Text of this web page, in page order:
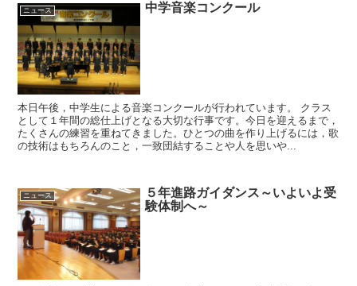
ニュース 中学音楽コンクール
本日午後，中学生による音楽コンクールが行われています。 クラス
として１年間の総仕上げとなる大切な行事です。今日を迎えるまで，
たくさんの練習を重ねてきました。ひとつの曲を作り上げるには，歌
の技術はもちろんのこと，一致団結することや人を思いや...
ニュース
５年進路ガイダンス～いよいよ受
験体制へ～